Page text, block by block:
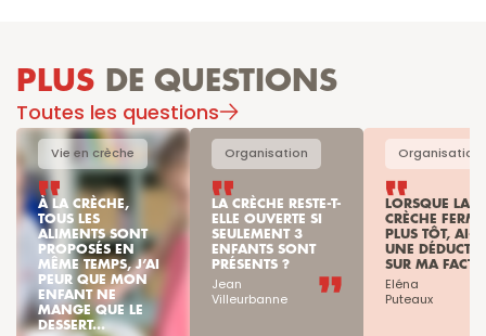
PLUS DE QUESTIONS
Toutes les questions
Vie en crèche
À LA CRÈCHE,
TOUS LES
ALIMENTS SONT
PROPOSÉS EN
MÊME TEMPS, J’AI
PEUR QUE MON
ENFANT NE
MANGE QUE LE
DESSERT...
Organisation
LA CRÈCHE RESTE-T-
ELLE OUVERTE SI
SEULEMENT 3
ENFANTS SONT
PRÉSENTS ?
Jean
Villeurbanne
Organisation
LORSQUE LA
CRÈCHE FERME
PLUS TÔT, AI-
UNE
SUR MA
Eléna
Puteaux